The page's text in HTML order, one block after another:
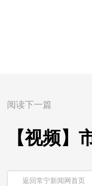
阅读下一篇
【视频】
返回常宁新闻网首页